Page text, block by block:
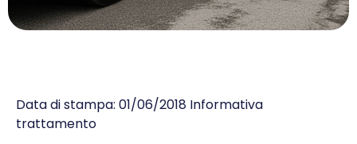
Data di stampa: 01/06/2018 Informativa
trattamento